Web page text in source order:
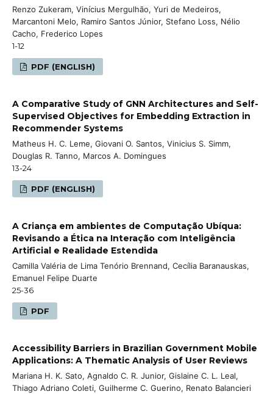
Renzo Zukeram, Vinícius Mergulhão, Yuri de Medeiros,
Marcantoni Melo, Ramiro Santos Júnior, Stefano Loss, Nélio
Cacho, Frederico Lopes
1-12
PDF (ENGLISH)
A Comparative Study of GNN Architectures and Self-
Supervised Objectives for Embedding Extraction in
Recommender Systems
Matheus H. C. Leme, Giovani O. Santos, Vinicius S. Simm,
Douglas R. Tanno, Marcos A. Domingues
13-24
PDF (ENGLISH)
A Criança em ambientes de Computação Ubíqua:
Revisando a Ética na Interação com Inteligência
Artificial e Realidade Estendida
Camilla Valéria de Lima Tenório Brennand, Cecília Baranauskas,
Emanuel Felipe Duarte
25-36
PDF
Accessibility Barriers in Brazilian Government Mobile
Applications: A Thematic Analysis of User Reviews
Mariana H. K. Sato, Agnaldo C. R. Junior, Gislaine C. L. Leal,
Thiago Adriano Coleti, Guilherme C. Guerino, Renato Balancieri